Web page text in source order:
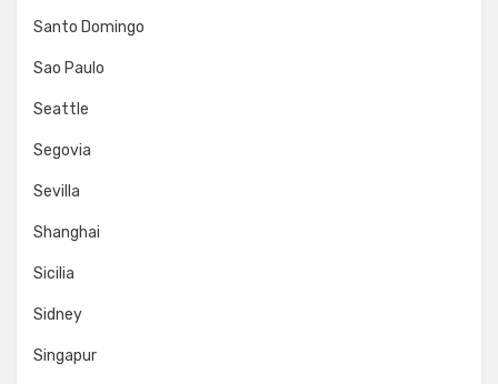
Santo Domingo
Sao Paulo
Seattle
Segovia
Sevilla
Shanghai
Sicilia
Sidney
Singapur